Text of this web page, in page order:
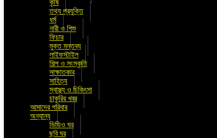
কৃষি
তথ্য প্রযুক্তি
ধর্ম
নারী ও শিশু
ফিচার
মুক্ত মন্তব্য
লাইফস্টাইল
শিল্প ও সংস্কৃতি
সাক্ষাতকার
সাহিত্য
স্বাস্থ্য ও চিকিৎসা
চাকুরির খবর
আমাদের পরিবার
অন্যান্য
ভিডিও ঘর
ছবি ঘর